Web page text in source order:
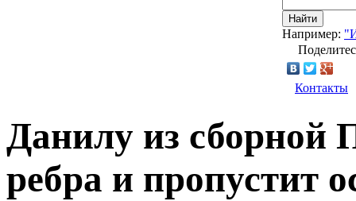
Найти
Например:
Контакты
Данилу из сборной
ребра и пропустит